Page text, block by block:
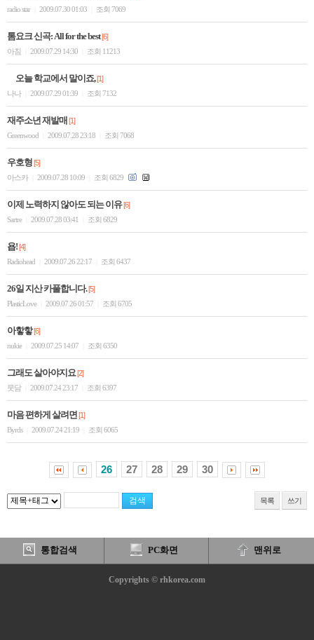
radio star
2009.07.30 01:03 조회 7069
톰요크 신곡: All for the best[6]
아침
2009.07.29 14:30 조회 11213
오늘 학교에서 말이죠,[1]
나나
2009.07.29 01:39 조회 7132
재주소년 재발매 [1]
Greenwood
2009.07.28 23:18 조회 7068
우호형[5]
아스카
2009.07.28 10:09 조회 6829
이제 노력하지 않아도 되는 이유[6]
Sartre
2009.07.28 03:41 조회 6829
욥![4]
Radiohead
2009.07.26 22:17 조회 6437
26일 지산 카풀합니다.[5]
PlasticLove
2009.07.26 01:57 조회 6705
아핳핳[6]
nukie
2009.07.25 14:07 조회 6350
그래도 살아야지요[2]
뭇담
2009.07.24 23:17 조회 6397
마음 편하게 살려면[1]
Byrds
2009.07.24 21:19 조회 6065
26 27 28 29 30
목록 쓰기
통합검색 PC화면 맨위로
Copyrights © rhkorea.com